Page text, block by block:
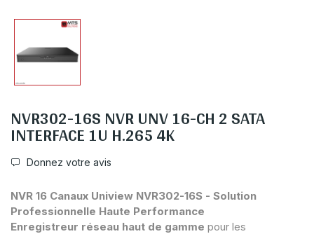
NVR302-16S NVR UNV 16-CH 2 SATA
INTERFACE 1U H.265 4K
Donnez votre avis
NVR 16 Canaux Uniview NVR302-16S - Solution
Professionnelle Haute Performance
Enregistreur réseau haut de gamme pour les